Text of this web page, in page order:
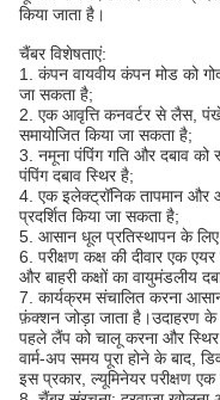
किया जाता है।
चैंबर विशेषताएं:
1. कंपन वायवीय कंपन मोड को
जा सकता है;
2. एक आवृत्ति कनवर्टर से लैस, पंखे
समायोजित किया जा सकता है;
3. नमूना पंपिंग गति और दबाव
पंपिंग दबाव स्थिर है;
4. एक इलेक्ट्रॉनिक तापमान और
प्रदर्शित किया जा सकता है;
5. आसान धूल प्रतिस्थापन के
6. परीक्षण कक्ष की दीवार एक
और बाहरी कक्षों का वायुमंडलीय
7. कार्यक्रम संचालित करना
फ़ंक्शन जोड़ा जाता है।उदाहरण
पहले लैंप को चालू करना और
वार्म-अप समय पूरा होने के बाद,
इस प्रकार, ल्यूमिनेयर परीक्षण